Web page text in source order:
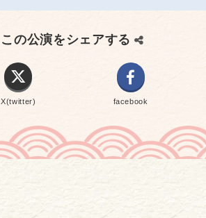
この公演をシェアする
X(twitter) facebook